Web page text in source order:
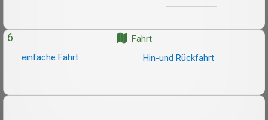
6
Fahrt
einfache Fahrt
Hin-und Rückfahrt